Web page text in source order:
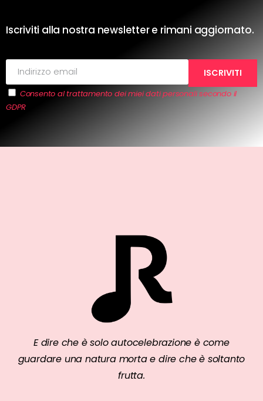
Iscriviti alla nostra newsletter e rimani aggiornato.
Consento al trattamento dei miei dati personali secondo il
GDPR
E dire che è solo autocelebrazione è come
guardare una natura morta e dire che è soltanto
frutta.